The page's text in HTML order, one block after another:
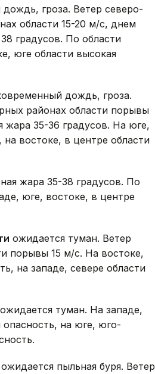
гроза. Ветер северо-
области 15-20 м/с, днем
градусов. По области
юге области высокая
дождь, гроза.
районах области порывы
35-36 градусов. На юге,
на востоке, в центре области
жара 35-38 градусов. По
юге, востоке, в центре
ожидается туман. Ветер
порывы 15 м/с. На востоке,
на западе, севере области
ожидается туман. На западе,
опасность, на юге, юго-
ожидается пыльная буря. Ветер